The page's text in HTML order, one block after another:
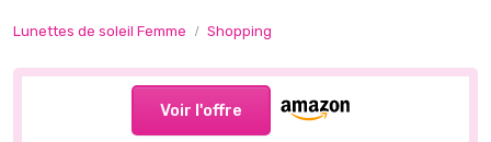
Lunettes de soleil Femme Shopping
Voir l'offre